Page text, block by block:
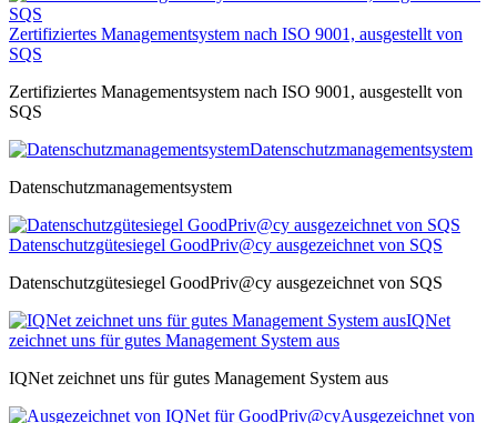
Zertifiziertes Managementsystem nach ISO 9001, ausgestellt von
SQS
Zertifiziertes Managementsystem nach ISO 9001, ausgestellt von
SQS
Datenschutzmanagementsystem
Datenschutzmanagementsystem
Datenschutzgütesiegel GoodPriv@cy ausgezeichnet von SQS
Datenschutzgütesiegel GoodPriv@cy ausgezeichnet von SQS
IQNet
zeichnet uns für gutes Management System aus
IQNet zeichnet uns für gutes Management System aus
Ausgezeichnet von